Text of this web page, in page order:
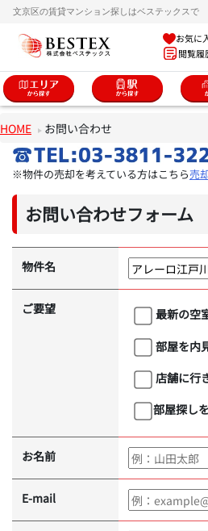
文京区の賃貸マンション探しはベステックスで
お気に
閲覧
HOME お問い合わせ
※物件の売却を考えている方はこちら売
お問い合わせフォーム
物件名
ご要望
最新の空
部屋を内
店舗に行
部屋探し
お名前
E-mail